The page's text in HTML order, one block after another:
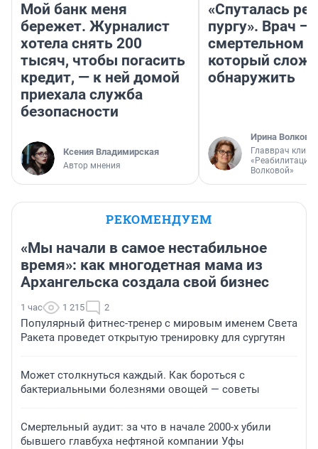
Мой банк меня
бережет. Журналист
хотела снять 200
тысяч, чтобы погасить
кредит, — к ней домой
приехала служба
безопасности
Ксения Владимирская
Автор мнения
«Спуталась
пургу». Врач —
смертельном
который
обнаружить
Ирина Волкова
Главврач
«Реабилитация
Волковой»
РЕКОМЕНДУЕМ
«Мы начали в самое нестабильное
время»: как многодетная мама из
Архангельска создала свой бизнес
1 час 1 215 2
Популярный фитнес-тренер с мировым именем Света
Ракета проведет открытую тренировку для сургутян
Может столкнуться каждый. Как бороться с
бактериальными болезнями овощей — советы
Смертельный аудит: за что в начале 2000-х убили
бывшего главбуха нефтяной компании Уфы